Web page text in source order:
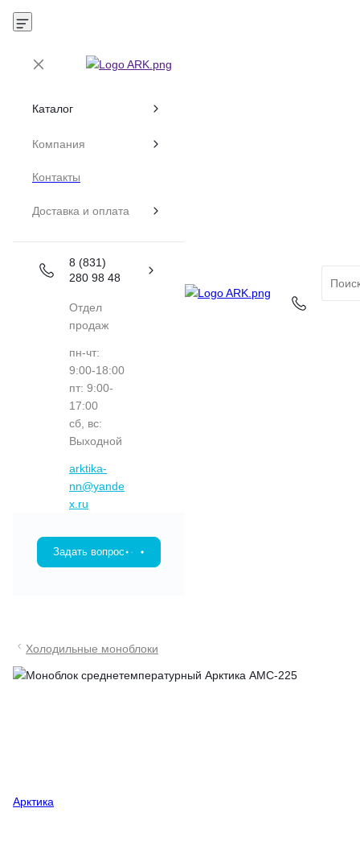
Каталог
Компания
Контакты
Доставка и оплата
8 (831)
280 98 48
Отдел
продаж
пн-чт:
9:00-18:00
пт: 9:00-
17:00
сб, вс:
Выходной
arktika-
nn@yande
x.ru
Задать вопрос
Холодильные моноблоки
Арктика